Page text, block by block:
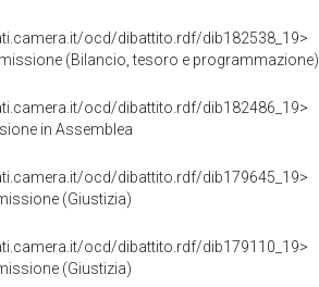
ocd/dibattito.rdf/dib182538_19>
(Bilancio, tesoro e programmazione)
ocd/dibattito.rdf/dib182486_19>
in Assemblea
ocd/dibattito.rdf/dib179645_19>
(Giustizia)
ocd/dibattito.rdf/dib179110_19>
(Giustizia)